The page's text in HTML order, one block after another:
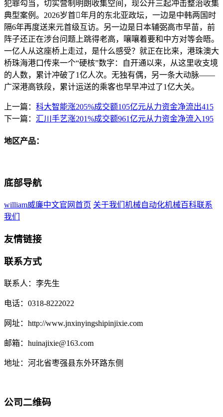
犯罪勾当，切实营制明朗收集空间，现公开三起冲击整治收集
典型案例。2026岁首年月的东北亚政坛，一边是中韩两国时
隔6年再度送来元首级互访。另一边是日本辅弼高市早苗，前
阵子还正在涉台问题上跳得老高，嚷嚷着要和中方对等会晤。
一亿人从这座桥上走过，是什么感受？就正在比来，港珠澳大
桥珠海港口传来一个“硬核”数字：自开通以来，从这里收支境
的人数，累计冲破了1亿人次。无独有偶，另一条大动脉——
广深港高铁段，累计运送的乘客也早早冲过了1亿大关。
上一篇： 科大智能涨205%成交额105亿元从力资金净流出415
下一篇： 汇川手艺涨201%成交额961亿元从力资金净流入195
地区产品：
底部导航
william威廉中文官网首页 关于我们 机械自动化机械百科联系
我们
友情链接
联系方式
联系人：李先生
电话：0318-8222022
网址：http://www.jnxinyingshipinjixie.com
邮箱：huinajixie@163.com
地址：河北省枣强县东外环路东侧
公司二维码